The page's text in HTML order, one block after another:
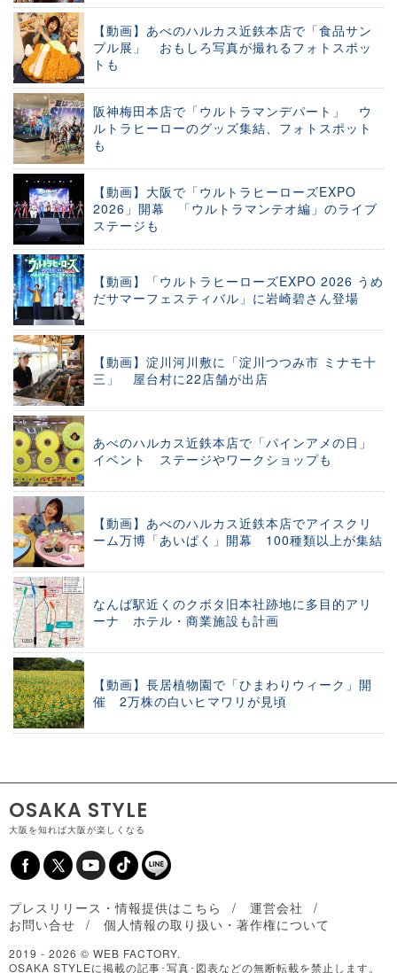
【動画】あべのハルカス近鉄本店で「食品サン
プル展」 おもしろ写真が撮れるフォトスポッ
トも
阪神梅田本店で「ウルトラマンデパート」 ウ
ルトラヒーローのグッズ集結、フォトスポット
も
【動画】大阪で「ウルトラヒーローズEXPO
2026」開幕 「ウルトラマンテオ編」のライブ
ステージも
【動画】「ウルトラヒーローズEXPO 2026 うめ
だサマーフェスティバル」に岩崎碧さん登場
【動画】淀川河川敷に「淀川つつみ市 ミナモ十
三」 屋台村に22店舗が出店
あべのハルカス近鉄本店で「パインアメの日」
イベント ステージやワークショップも
【動画】あべのハルカス近鉄本店でアイスクリ
ーム万博「あいぱく」開幕 100種類以上が集結
なんば駅近くのクボタ旧本社跡地に多目的アリ
ーナ ホテル・商業施設も計画
【動画】長居植物園で「ひまわりウィーク」開
催 2万株の白いヒマワリが見頃
OSAKA STYLE
大阪を知れば大阪が楽しくなる
プレスリリース・情報提供はこちら
運営会社
お問い合せ
個人情報の取り扱い・著作権について
2019 - 2026 © WEB FACTORY.
OSAKA STYLEに掲載の記事･写真･図表などの無断転載を禁止します。